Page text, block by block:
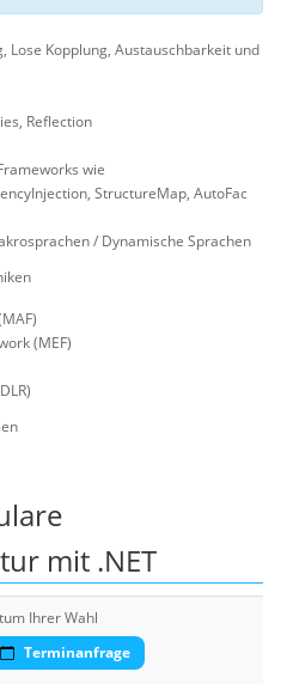
Lose Kopplung, Austauschbarkeit und
Reflection
wie
StructureMap, AutoFac
/ Dynamische Sprachen
(MEF)
mit .NET
Ihrer Wahl
Terminanfrage